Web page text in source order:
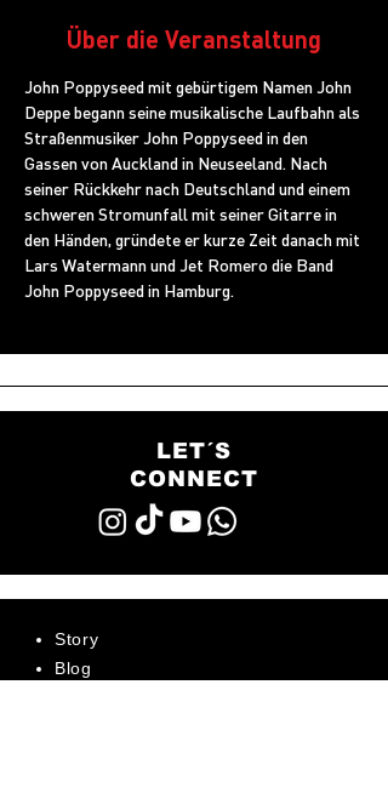
Über die Veranstaltung
John Poppyseed mit gebürtigem Namen John
Deppe begann seine musikalische Laufbahn als
Straßenmusiker John Poppyseed in den
Gassen von Auckland in Neuseeland. Nach
seiner Rückkehr nach Deutschland und einem
schweren Stromunfall mit seiner Gitarre in
den Händen, gründete er kurze Zeit danach mit
Lars Watermann und Jet Romero die Band
John Poppyseed in Hamburg.
LET´S
CONNECT
Story
Blog